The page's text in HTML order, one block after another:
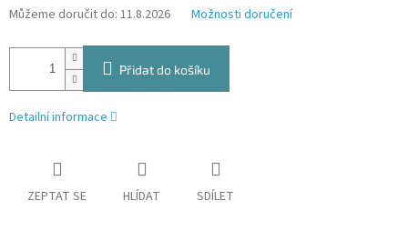
Můžeme doručit do: 11.8.2026 Možnosti doručení
Přidat do košíku
Detailní informace
ZEPTAT SE HLÍDAT SDÍLET